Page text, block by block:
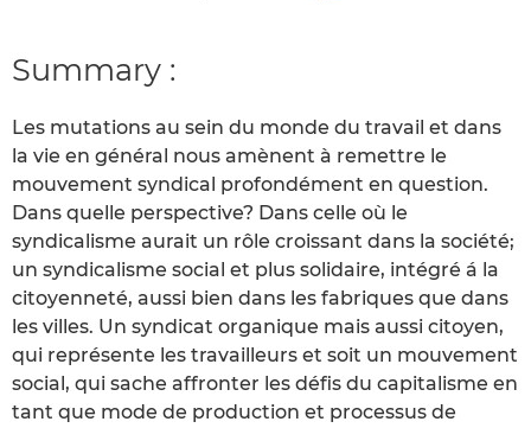
Summary :
Les mutations au sein du monde du travail et dans
la vie en général nous amènent à remettre le
mouvement syndical profondément en question.
Dans quelle perspective? Dans celle où le
syndicalisme aurait un rôle croissant dans la société;
un syndicalisme social et plus solidaire, intégré á la
citoyenneté, aussi bien dans les fabriques que dans
les villes. Un syndicat organique mais aussi citoyen,
qui représente les travailleurs et soit un mouvement
social, qui sache affronter les défis du capitalisme en
tant que mode de production et processus de